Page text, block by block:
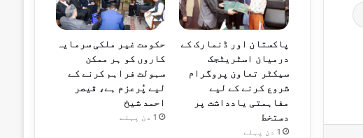
پاکستان اور ڈنمارک کے
درمیان اسٹریٹجک
سیکٹر تعاون پروگرام
شروع کرنے کے لیے
مفاہمتی یادداشت پر
دستخط
1 دن پہلے
حکومت غیر ملکی سرمایہ
کاروں کو ہر ممکن
سہولت فراہم کرنے کے
لیے پُرعزم ہے، قیصر
احمد شیخ
1 دن پہلے